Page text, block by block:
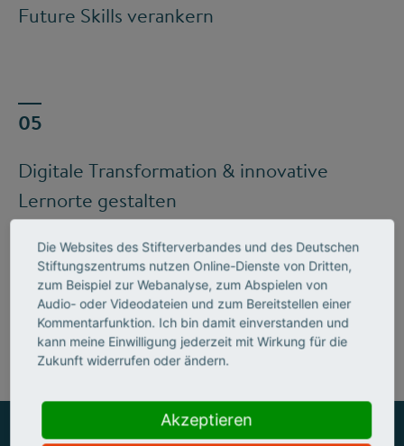
Future Skills verankern
Digitale Transformation & innovative
Lernorte gestalten
Mehr zum Handlungsfeld "Bildung &
Kompetenzen"
Die Websites des Stifterverbandes und des Deutschen
Stiftungszentrums nutzen Online-Dienste von Dritten,
zum Beispiel zur Webanalyse, zum Abspielen von
Audio- oder Videodateien und zum Bereitstellen einer
Kommentarfunktion. Ich bin damit einverstanden und
kann meine Einwilligung jederzeit mit Wirkung für die
Zukunft widerrufen oder ändern.
Akzeptieren